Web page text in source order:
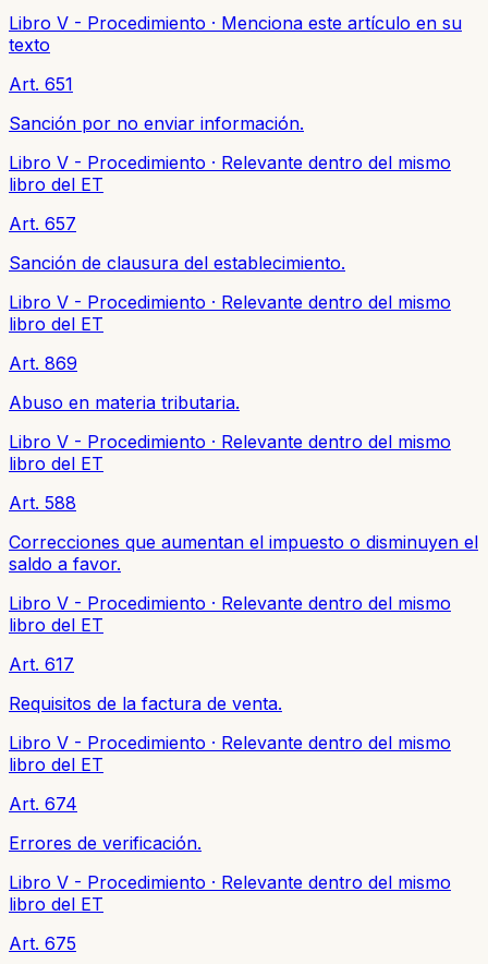
Libro V - Procedimiento · Menciona este artículo en su
texto
Art. 651
Sanción por no enviar información.
Libro V - Procedimiento · Relevante dentro del mismo
libro del ET
Art. 657
Sanción de clausura del establecimiento.
Libro V - Procedimiento · Relevante dentro del mismo
libro del ET
Art. 869
Abuso en materia tributaria.
Libro V - Procedimiento · Relevante dentro del mismo
libro del ET
Art. 588
Correcciones que aumentan el impuesto o disminuyen el
saldo a favor.
Libro V - Procedimiento · Relevante dentro del mismo
libro del ET
Art. 617
Requisitos de la factura de venta.
Libro V - Procedimiento · Relevante dentro del mismo
libro del ET
Art. 674
Errores de verificación.
Libro V - Procedimiento · Relevante dentro del mismo
libro del ET
Art. 675